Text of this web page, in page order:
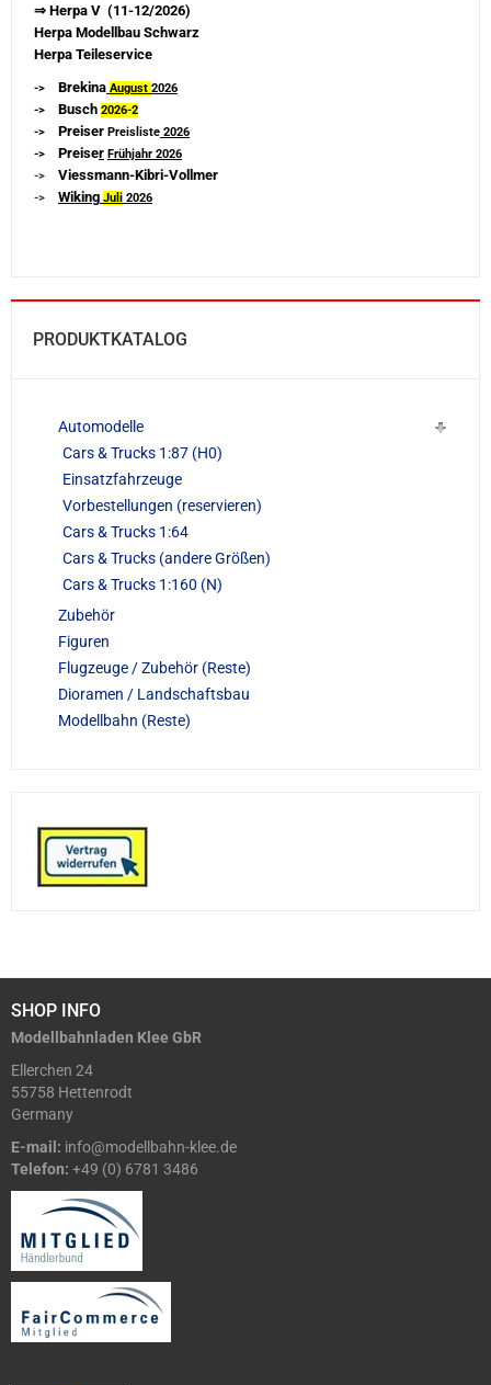
⇒ Herpa V (11-12/2026)
Herpa Modellbau Schwarz
Herpa Teileservice
-> Brekina August 2026
-> Busch 2026-2
-> Preiser Preisliste 2026
-> Preiser Frühjahr 2026
-> Viessmann-Kibri-Vollmer
-> Wiking Juli 2026
PRODUKTKATALOG
Automodelle
Cars & Trucks 1:87 (H0)
Einsatzfahrzeuge
Vorbestellungen (reservieren)
Cars & Trucks 1:64
Cars & Trucks (andere Größen)
Cars & Trucks 1:160 (N)
Zubehör
Figuren
Flugzeuge / Zubehör (Reste)
Dioramen / Landschaftsbau
Modellbahn (Reste)
SHOP INFO
Modellbahnladen Klee GbR
Ellerchen 24
55758 Hettenrodt
Germany
E-mail: info@modellbahn-klee.de
Telefon: +49 (0) 6781 3486